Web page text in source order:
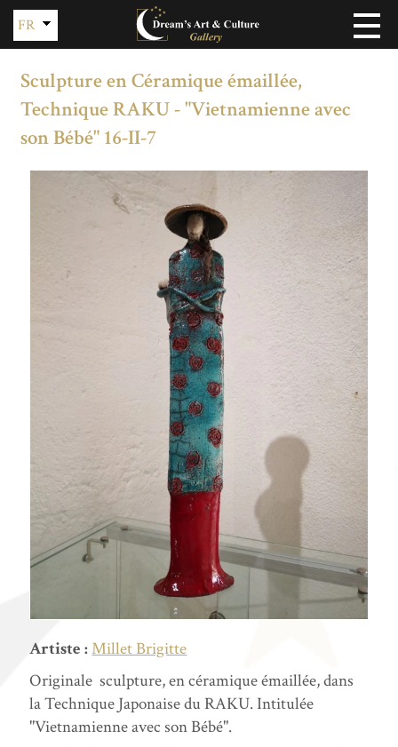
FR
Sculpture en Céramique émaillée,
Technique RAKU - "Vietnamienne avec
son Bébé" 16-II-7
Artiste :Millet Brigitte
Originale sculpture, en céramique émaillée, dans
la Technique Japonaise du RAKU. Intitulée
"Vietnamienne avec son Bébé".